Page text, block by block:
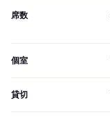
席数
個室
貸切